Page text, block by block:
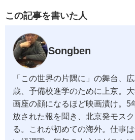
この記事を書いた人
Songben
「この世界の片隅に」の舞台、
歳、予備校進学のために上京。
画座の顔になるほど映画漬け。5
放された報を聞き、北京発モス
る。これが初めての海外。仕事